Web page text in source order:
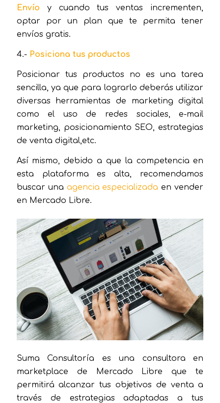
Envío y cuando tus ventas incrementen,
optar por un plan que te permita tener
envíos gratis.
4.- Posiciona tus productos
Posicionar tus productos no es una tarea
sencilla, ya que para lograrlo deberás utilizar
diversas herramientas de marketing digital
como el uso de redes sociales, e-mail
marketing, posicionamiento SEO, estrategias
de venta digital,etc.
Así mismo, debido a que la competencia en
esta plataforma es alta, recomendamos
buscar una agencia especializada en vender
en Mercado Libre.
Suma Consultoría es una consultora en
marketplace de Mercado Libre que te
permitirá alcanzar tus objetivos de venta a
través de estrategias adaptadas a tus